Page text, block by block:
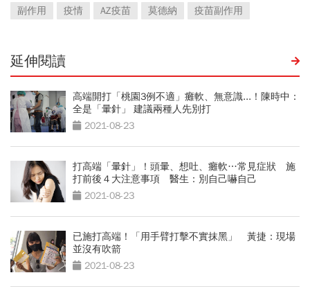
副作用 疫情 AZ疫苗 莫德納 疫苗副作用
延伸閱讀
高端開打「桃園3例不適」癱軟、無意識...！陳時中：
全是「暈針」 建議兩種人先別打
2021-08-23
打高端「暈針」！頭暈、想吐、癱軟…常見症狀 施
打前後４大注意事項 醫生：別自己嚇自己
2021-08-23
已施打高端！「用手臂打擊不實抹黑」 黃捷：現場
並沒有吹箭
2021-08-23